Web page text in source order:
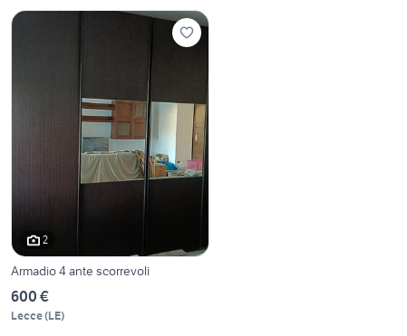
2
Armadio 4 ante scorrevoli
600 €
Lecce(LE)